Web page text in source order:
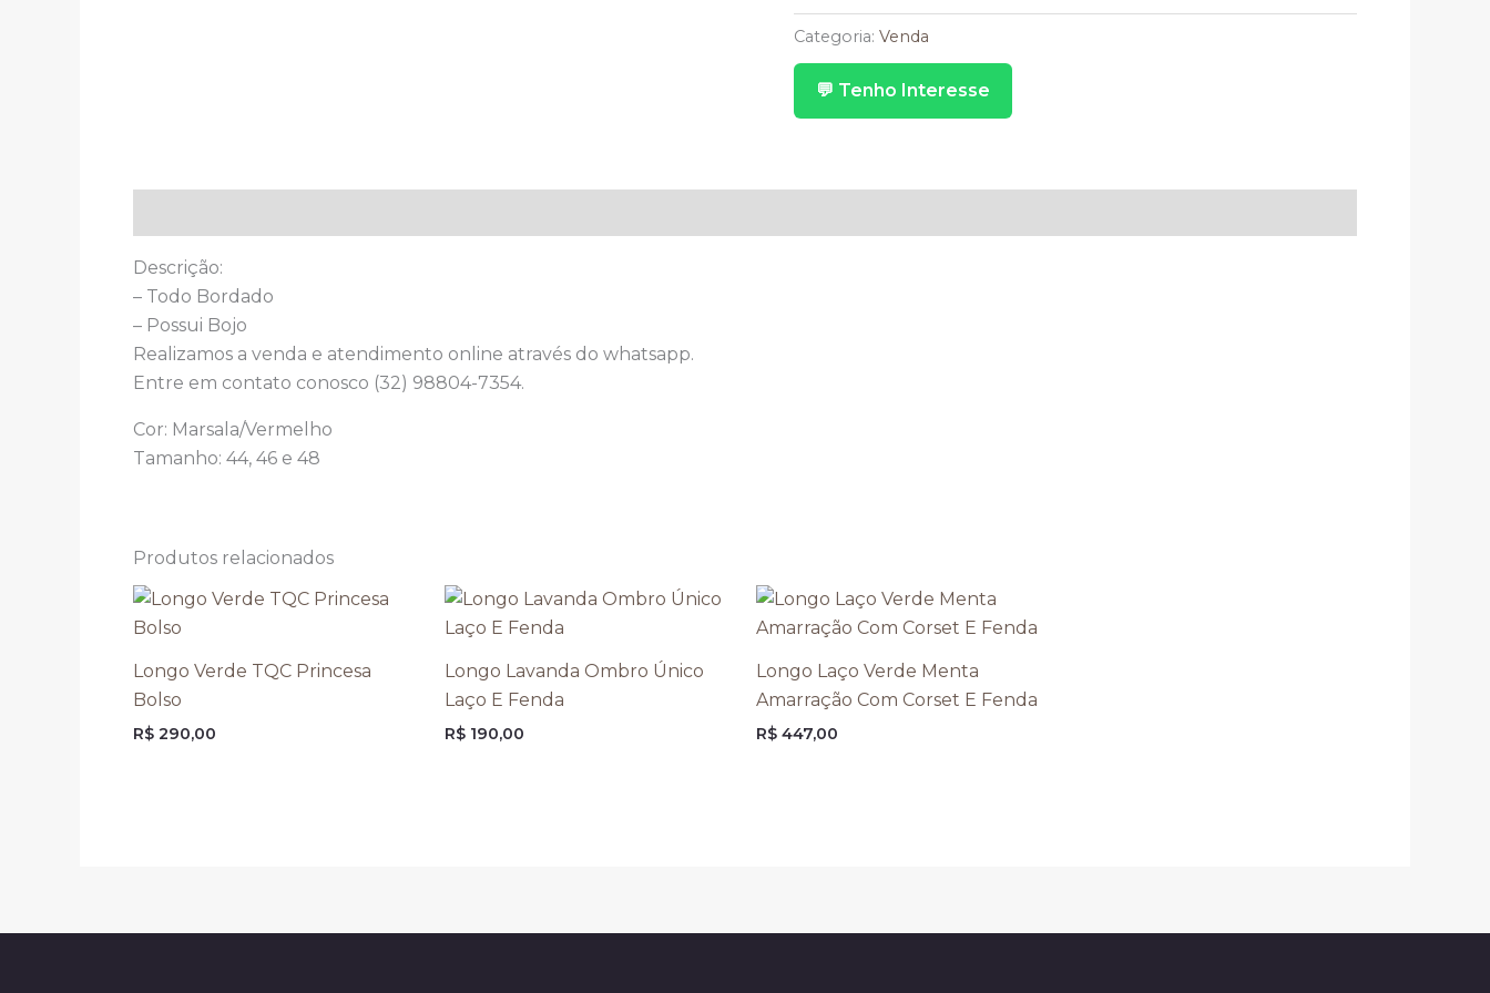
Marsala
Bordado
Renda
Lateral
Categoria:Venda
💬 Tenho Interesse
Descrição:
– Todo Bordado
– Possui Bojo
Realizamos a venda e atendimento online através do whatsapp.
Entre em contato conosco (32) 98804-7354.
Cor: Marsala/Vermelho
Tamanho: 44, 46 e 48
Produtos relacionados
Longo Verde TQC Princesa
Bolso
R$ 290,00
Longo Lavanda Ombro Único
Laço E Fenda
R$ 190,00
Longo Laço Verde Menta
Amarração Com Corset E Fenda
R$ 447,00